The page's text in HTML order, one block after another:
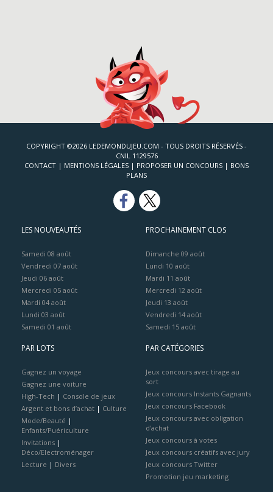
COPYRIGHT ©2026 LEDEMONDUJEU.COM - TOUS DROITS RÉSERVÉS -
CNIL 1129576
CONTACT | MENTIONS LÉGALES | PROPOSER UN CONCOURS | BONS
PLANS
LES NOUVEAUTÉS
Samedi 08 août
Vendredi 07 août
Jeudi 06 août
Mercredi 05 août
Mardi 04 août
Lundi 03 août
Samedi 01 août
PROCHAINEMENT CLOS
Dimanche 09 août
Lundi 10 août
Mardi 11 août
Mercredi 12 août
Jeudi 13 août
Vendredi 14 août
Samedi 15 août
PAR LOTS
Gagnez un voyage
Gagnez une voiture
High-Tech | Console de jeux
Argent et bons d’achat | Culture
Mode/Beauté |
Enfants/Puériculture
Invitations |
Déco/Electroménager
Lecture | Divers
PAR CATÉGORIES
Jeux concours avec tirage au
sort
Jeux concours Instants Gagnants
Jeux concours Facebook
Jeux concours avec obligation
d'achat
Jeux concours à votes
Jeux concours créatifs avec jury
Jeux concours Twitter
Promotion jeu marketing